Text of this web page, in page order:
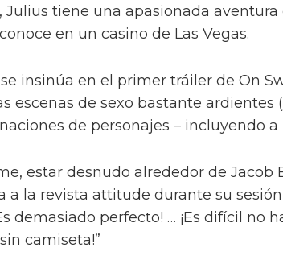
Julius tiene una apasionada aventura
en un casino de Las Vegas.
insinúa en el primer tráiler de On
escenas de sexo bastante ardientes
de personajes – incluyendo a
estar desnudo alrededor de
a la revista attitude durante su sesión
demasiado perfecto! … ¡Es difícil no
camiseta!”